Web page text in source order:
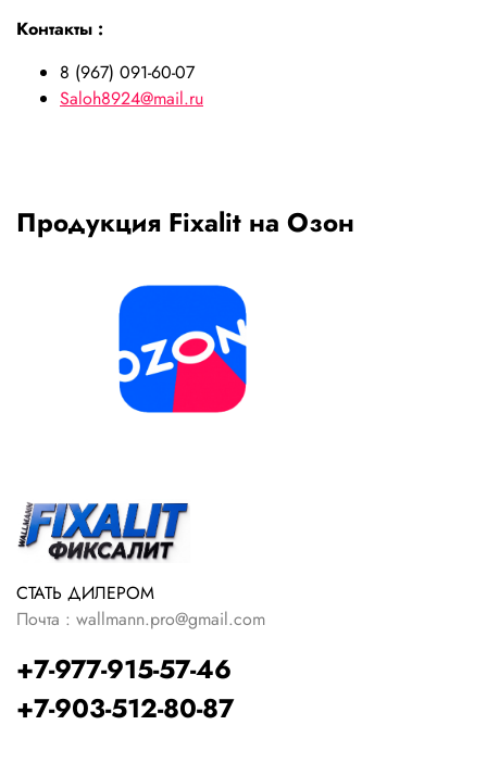
Контакты :
8 (967) 091-60-07
Saloh8924@mail.ru
Продукция Fixalit на Озон
СТАТЬ ДИЛЕРОМ
Почта : wallmann.pro@gmail.com
+7-977-915-57-46
+7-903-512-80-87